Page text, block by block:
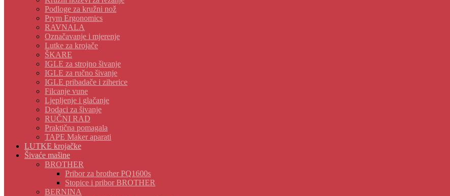
Podloge za kružni nož
Prym Ergonomics
RAVNALA
Označavanje i mjerenje
Lutke za krojače
ŠKARE
IGLE za strojno šivanje
IGLE za ručno šivanje
IGLE pribadače i ziherice
Filcanje vune
Ljepljenje i glačanje
Dodaci za šivanje
RUČNI RAD
Praktična pomagala
TAPE Maker aparati
LUTKE krojačke
Šivaće mašine
BROTHER
Pribor za brother PQ1600s
Stopice i pribor BROTHER
BERNINA